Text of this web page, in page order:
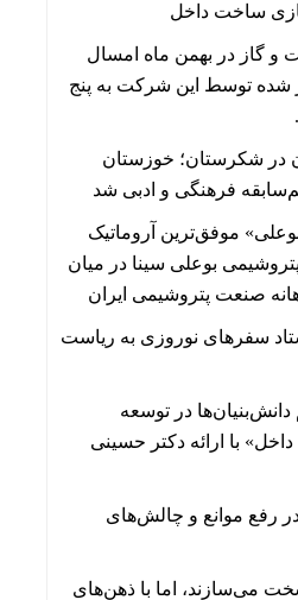
ساخت داخل
۱۰ چاه نفت و گاز در بهمن ماه امسال
شده توسط این شرکت به پنج
در شکرستان؛ خوزستان
فرهنگی و ادبی شد
موفق‌ترین آروماتیک
بوعلی سینا در میان
صنعت پتروشیمی ایران
سفرهای نوروزی به ریاست
در توسعه
با ارائه دکتر حسینی
در رفع موانع و چالش‌های
می‌سازند، اما با ذهن‌های